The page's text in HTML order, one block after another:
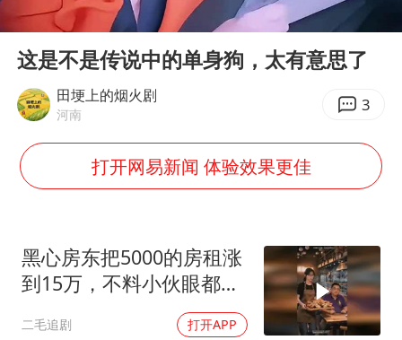
“新疆阿勒泰八月能滑雪”不实
刘国正说向鹏打得很窝囊
我国外贸延续良好增长态势
宇树科技中一签需缴款7.54万元
国防部：中国军队坚决反制任何闹海挑衅图谋
广东雷州通报特教老师招聘违规事件
两名乘客在飞机上因调节座椅起冲突
女儿为争财产堵门阻挠父亲出殡
Play
00:00 01:02
这是不是传说中的单身狗，太有意思了
田埂上的烟火剧
河南 3
打开网易新闻 体验效果更佳
黑心房东把5000的房租涨
到15万，不料小伙眼都不
二毛追剧 打开APP